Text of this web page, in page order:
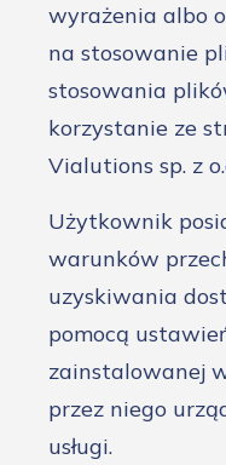
wyrażenia albo
na stosowanie
stosowania
korzystanie ze
Vialutions sp. z
Użytkownik
warunków
uzyskiwania
pomocą
zainstalowanej
przez niego
usługi.